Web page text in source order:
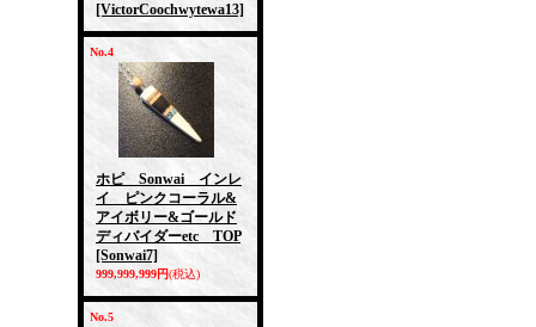
[VictorCoochwytewa13]
No.4
ホピ Sonwai インレ
イ ピンクコーラル&
アイボリー&ゴールド
ディバイダーetc TOP
[Sonwai7]
999,999,999円(税込)
No.5